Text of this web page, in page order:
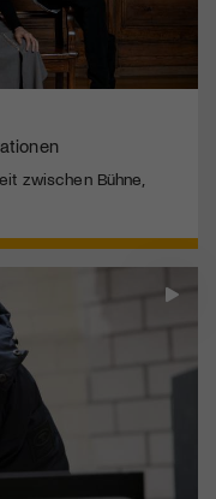
zwischen Bühne,